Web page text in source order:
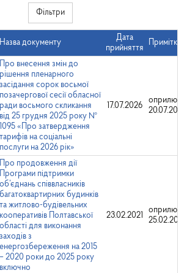
Фільтри
Назва документу
Дата
прийняття
Примітки
Про внесення змін до
рішення пленарного
засідання сорок восьмої
позачергової сесії обласної
ради восьмого скликання
від 25 грудня 2025 року №
1095 «Про затвердження
тарифів на соціальні
послуги на 2026 рік»
17.07.2026
20.07.2026
Про продовження дії
Програми підтримки
об’єднань співвласників
багатоквартирних будинків
та житлово-будівельних
кооперативів Полтавської
області для виконання
заходів з
енергозбереження на 2015
– 2020 роки до 2025 року
включно
23.02.2021
25.02.2021